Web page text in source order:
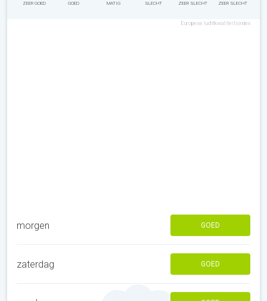
ZEER GOED GOED MATIG SLECHT ZEER SLECHT ZEER SLECHT
Europese luchtkwaliteitsindex
morgen GOED
zaterdag GOED